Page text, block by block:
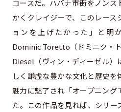
コースだ。ハバナ市街をノン
かくクレイジーで、このレース
ョンを上げたかった」と明
Dominic Toretto（ドミニク・
Diesel（ヴィン・ディーゼル）
しく謙虚な豊かな文化と歴史
魅力に魅了され「オープニング
た。この作品を見れば、シリ